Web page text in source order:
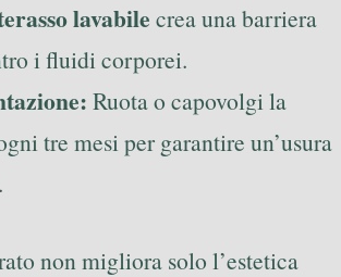
lavabile crea una barriera
i fluidi corporei.
Ruota o capovolgi la
tre mesi per garantire un’usura
non migliora solo l’estetica